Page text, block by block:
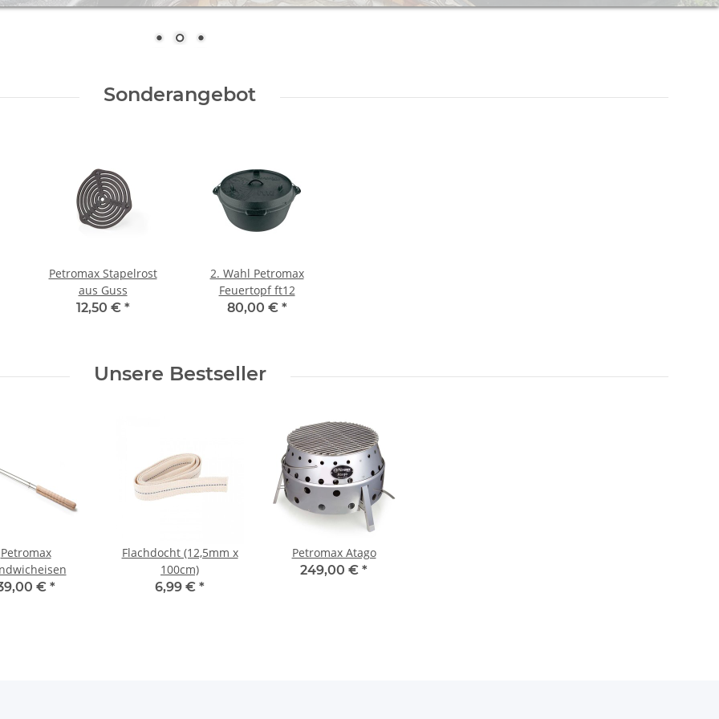
Sonderangebot
Petromax Stapelrost
aus Guss
12,50 € *
2. Wahl Petromax
Feuertopf ft12
80,00 € *
Unsere Bestseller
Petromax
€ *
Flachdocht (12,5mm x
100cm)
6,99 € *
Petromax Atago
249,00 € *